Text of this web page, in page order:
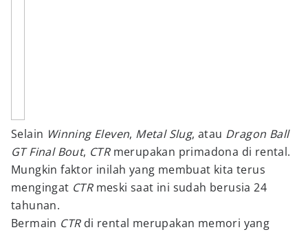
Selain Winning Eleven, Metal Slug, atau Dragon Ball
GT Final Bout, CTRmerupakan primadona di rental.
Mungkin faktor inilah yang membuat kita terus
mengingat CTRmeski saat ini sudah berusia 24
tahunan.
Bermain CTRdi rental merupakan memori yang